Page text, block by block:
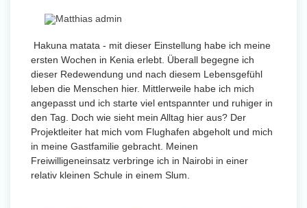
Hakuna matata - mit dieser Einstellung habe ich meine
ersten Wochen in Kenia erlebt. Überall begegne ich
dieser Redewendung und nach diesem Lebensgefühl
leben die Menschen hier. Mittlerweile habe ich mich
angepasst und ich starte viel entspannter und ruhiger in
den Tag. Doch wie sieht mein Alltag hier aus? Der
Projektleiter hat mich vom Flughafen abgeholt und mich
in meine Gastfamilie gebracht. Meinen
Freiwilligeneinsatz verbringe ich in Nairobi in einer
relativ kleinen Schule in einem Slum.